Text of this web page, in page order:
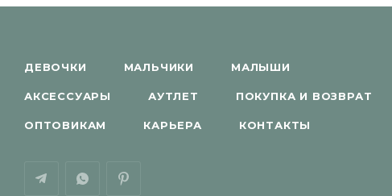
ДЕВОЧКИ МАЛЬЧИКИ МАЛЫШИ
АКСЕССУАРЫ АУТЛЕТ ПОКУПКА И ВОЗВРАТ
ОПТОВИКАМ КАРЬЕРА КОНТАКТЫ